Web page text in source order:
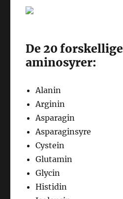
De 20 forskellige
aminosyrer:
Alanin
Arginin
Asparagin
Asparaginsyre
Cystein
Glutamin
Glycin
Histidin